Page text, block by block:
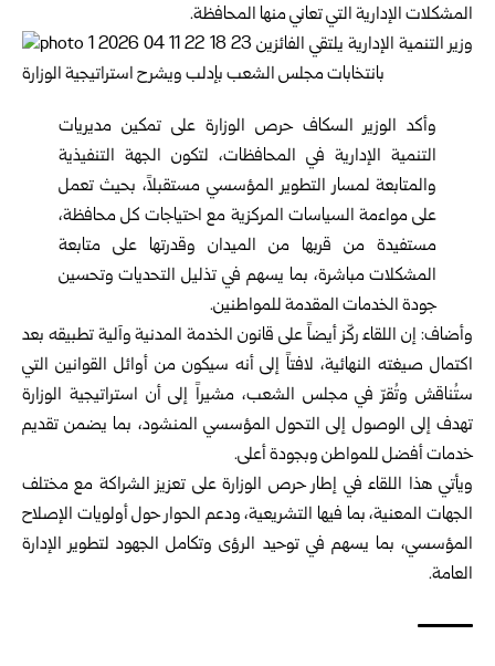
المشكلات الإدارية التي تعاني منها المحافظة.
وأكد الوزير السكاف حرص الوزارة على تمكين مديريات
التنمية الإدارية في المحافظات، لتكون الجهة التنفيذية
والمتابعة لمسار التطوير المؤسسي مستقبلاً، بحيث تعمل
على مواءمة السياسات المركزية مع احتياجات كل محافظة،
مستفيدة من قربها من الميدان وقدرتها على متابعة
المشكلات مباشرة، بما يسهم في تذليل التحديات وتحسين
جودة الخدمات المقدمة للمواطنين.
وأضاف: إن اللقاء ركّز أيضاً على قانون الخدمة المدنية وآلية تطبيقه بعد
اكتمال صيغته النهائية، لافتاً إلى أنه سيكون من أوائل القوانين التي
ستُناقش وتُقرّ في مجلس الشعب، مشيراً إلى أن استراتيجية الوزارة
تهدف إلى الوصول إلى التحول المؤسسي المنشود، بما يضمن تقديم
خدمات أفضل للمواطن وبجودة أعلى.
ويأتي هذا اللقاء في إطار حرص الوزارة على تعزيز الشراكة مع مختلف
الجهات المعنية، بما فيها التشريعية، ودعم الحوار حول أولويات الإصلاح
المؤسسي، بما يسهم في توحيد الرؤى وتكامل الجهود لتطوير الإدارة
العامة.